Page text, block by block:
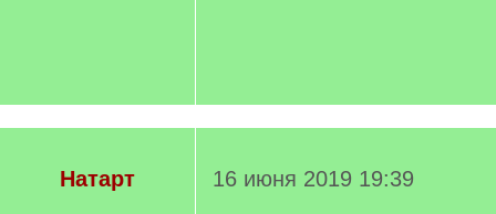
Натарт
16 июня 2019 19:39